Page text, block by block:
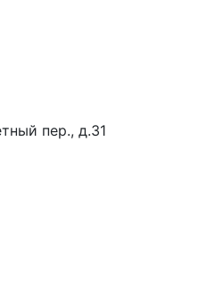
пер., д.31